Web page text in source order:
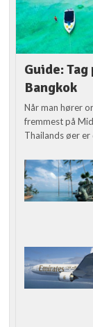
Guide:
Bangkok
Når man hører
fremmest på
Thailands øer